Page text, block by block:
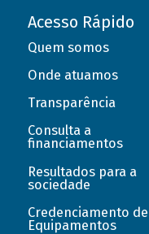
Acesso Rápido
Quem somos
Onde atuamos
Transparência
Consulta a
financiamentos
Resultados para a
sociedade
Credenciamento de
Equipamentos